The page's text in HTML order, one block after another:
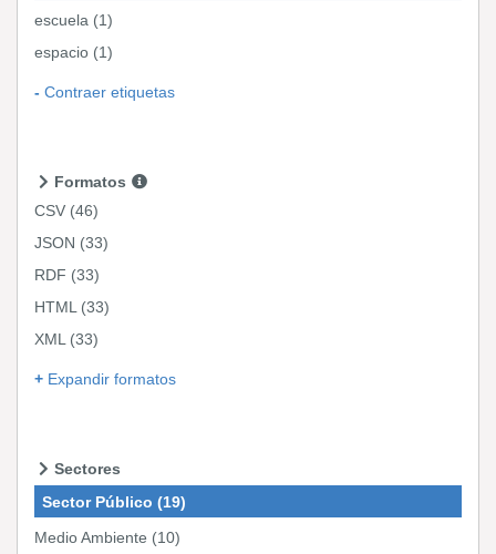
escuela (1)
espacio (1)
Contraer etiquetas
Formatos
CSV (46)
JSON (33)
RDF (33)
HTML (33)
XML (33)
Expandir formatos
Sectores
Sector Público (19)
Medio Ambiente (10)